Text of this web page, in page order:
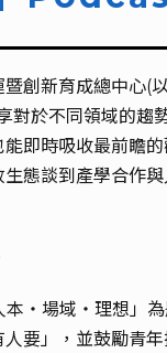
創新育成總中
於不同領域的
即時吸收最前瞻
態談到產學合作
・場域・理想
要」，並鼓勵青